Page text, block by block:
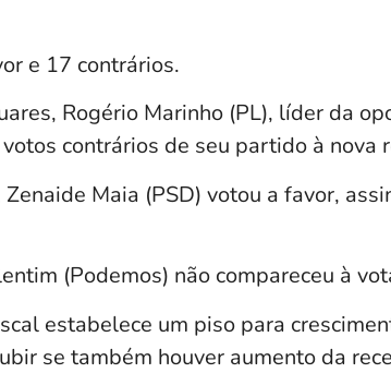
e 17 contrários.
Rogério Marinho (PL), líder da
contrários de seu partido à nova
Maia (PSD) votou a favor,
(Podemos) não compareceu à
estabelece um piso para
se também houver aumento da